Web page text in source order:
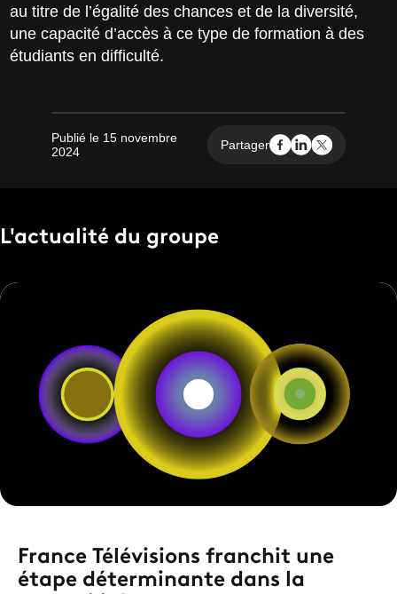
au titre de l’égalité des chances et de la diversité,
une capacité d’accès à ce type de formation à des
étudiants en difficulté.
Publié le 15 novembre
2024
Partager
L'actualité du groupe
France Télévisions franchit une
étape déterminante dans la